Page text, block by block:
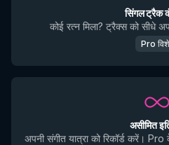
सिंगल ट्रैक
कोई रत्न मिला? ट्रैक्स को सीधे
Pro
असीमित
अपनी संगीत यात्रा को रिकॉर्ड करें।